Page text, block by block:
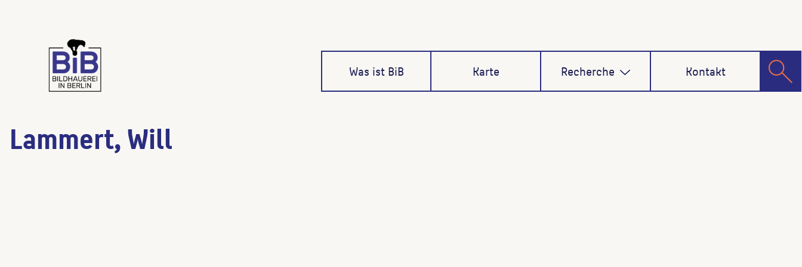
Was ist BiB Karte Recherche Kontakt
Lammert, Will